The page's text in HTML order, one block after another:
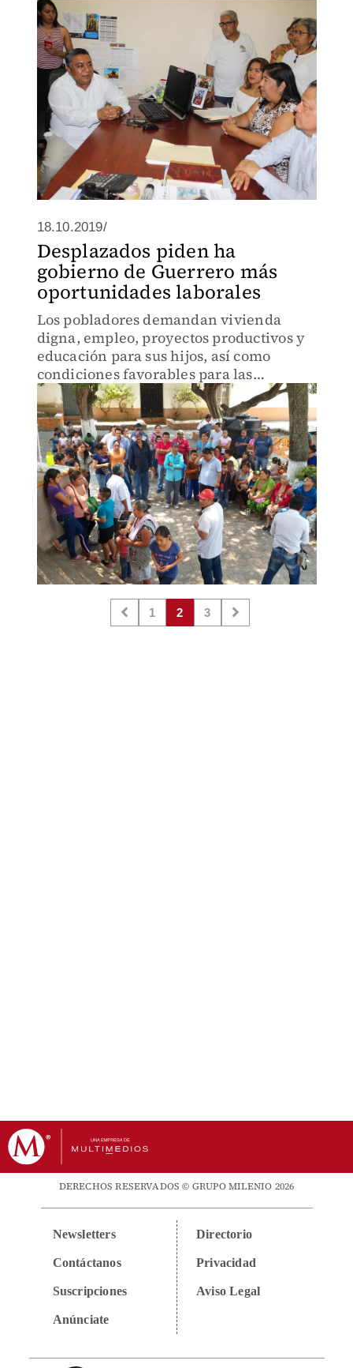
18.10.2019/
Desplazados piden ha
gobierno de Guerrero más
oportunidades laborales
Los pobladores demandan vivienda
digna, empleo, proyectos productivos y
educación para sus hijos, así como
condiciones favorables para las
familias.
1 2 3
DERECHOS RESERVADOS © GRUPO MILENIO 2026
Newsletters
Contáctanos
Suscripciones
Anúnciate
Directorio
Privacidad
Aviso Legal